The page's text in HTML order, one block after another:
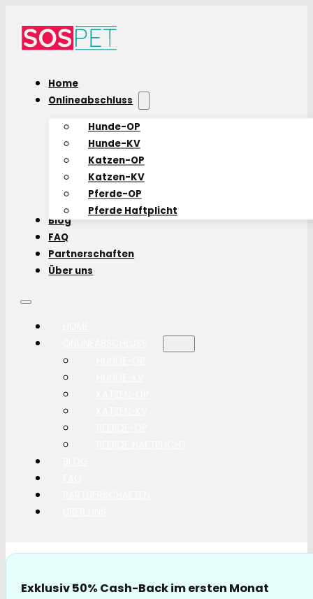
Home
Onlineabschluss
Hunde-OP
Hunde-KV
Katzen-OP
Katzen-KV
Pferde-OP
Pferde Haftplicht
Blog
FAQ
Partnerschaften
Über uns
Exklusiv 50% Cash-Back im ersten Monat